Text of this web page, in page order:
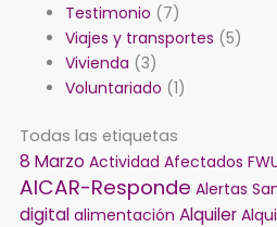
Testimonio (7)
Viajes y transportes (5)
Vivienda (3)
Voluntariado (1)
Todas las etiquetas
8 Marzo Actividad Afectados
AICAR-Responde Alertas
digital alimentación Alquiler